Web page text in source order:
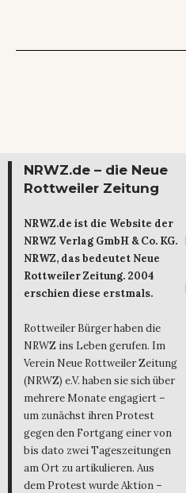
NRWZ.de – die Neue
Rottweiler Zeitung
NRWZ.de ist die Website der
NRWZ Verlag GmbH & Co. KG.
NRWZ, das bedeutet Neue
Rottweiler Zeitung. 2004
erschien diese erstmals.
Rottweiler Bürger haben die
NRWZ ins Leben gerufen. Im
Verein Neue Rottweiler Zeitung
(NRWZ) e.V. haben sie sich über
mehrere Monate engagiert –
um zunächst ihren Protest
gegen den Fortgang einer von
bis dato zwei Tageszeitungen
am Ort zu artikulieren. Aus
dem Protest wurde Aktion –